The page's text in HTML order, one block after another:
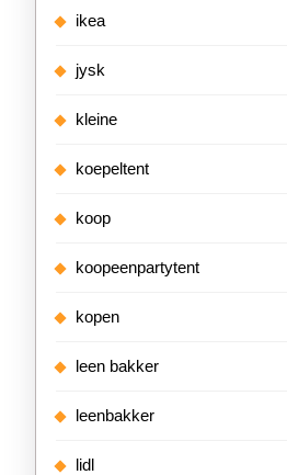
ikea
jysk
kleine
koepeltent
koop
koopeenpartytent
kopen
leen bakker
leenbakker
lidl